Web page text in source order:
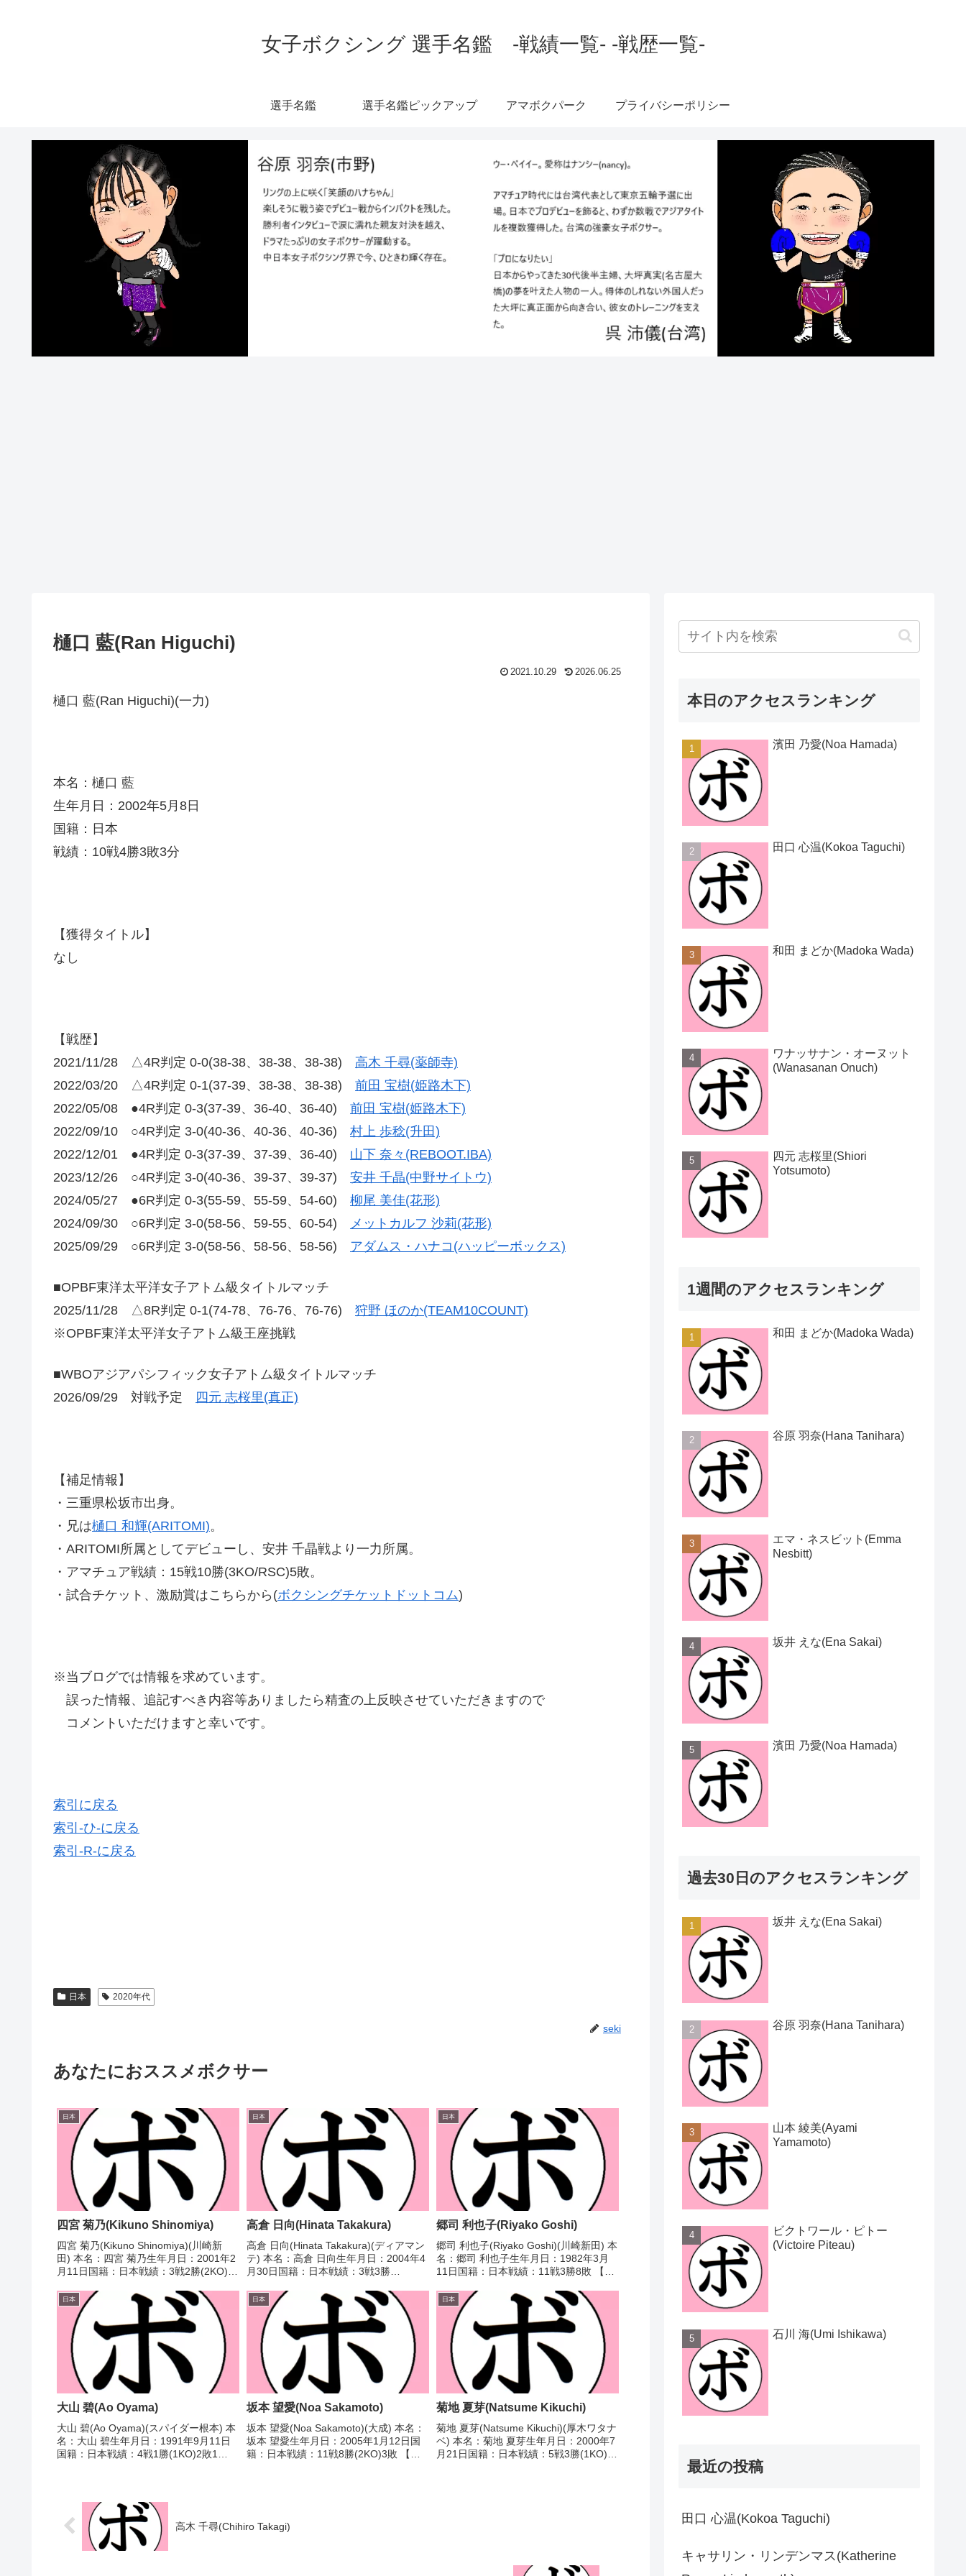
女子ボクシング 選手名鑑 -戦績一覧- -戦歴一覧-
選手名鑑 選手名鑑ピックアップ アマボクパーク プライバシーポリシー
樋口 藍(Ran Higuchi)
2021.10.29 2026.06.25
樋口 藍(Ran Higuchi)(一力)
本名：樋口 藍
生年月日：2002年5月8日
国籍：日本
戦績：10戦4勝3敗3分
【獲得タイトル】
なし
【戦歴】
2021/11/28 △4R判定 0-0(38-38、38-38、38-38) 高木 千尋(薬師寺)
2022/03/20 △4R判定 0-1(37-39、38-38、38-38) 前田 宝樹(姫路木下)
2022/05/08 ●4R判定 0-3(37-39、36-40、36-40) 前田 宝樹(姫路木下)
2022/09/10 ○4R判定 3-0(40-36、40-36、40-36) 村上 歩稔(升田)
2022/12/01 ●4R判定 0-3(37-39、37-39、36-40) 山下 奈々(REBOOT.IBA)
2023/12/26 ○4R判定 3-0(40-36、39-37、39-37) 安井 千晶(中野サイトウ)
2024/05/27 ●6R判定 0-3(55-59、55-59、54-60) 柳尾 美佳(花形)
2024/09/30 ○6R判定 3-0(58-56、59-55、60-54)
メットカルフ 沙莉(花形)
2025/09/29 ○6R判定 3-0(58-56、58-56、58-56) アダムス・ハナコ(ハッピーボックス)
■OPBF東洋太平洋女子アトム級タイトルマッチ
2025/11/28 △8R判定 0-1(74-78、76-76、76-76) 狩野 ほのか(TEAM10COUNT)
※OPBF東洋太平洋女子アトム級王座挑戦
■WBOアジアパシフィック女子アトム級タイトルマッチ
2026/09/29 対戦予定
四元 志桜里(真正)
【補足情報】
・三重県松坂市出身。
・兄は樋口 和輝(ARITOMI)。
・ARITOMI所属としてデビューし、安井 千晶戦より一力所属。
・アマチュア戦績：15戦10勝(3KO/RSC)5敗。
・試合チケット、激励賞はこちらから(ボクシングチケットドットコム)
※当ブログでは情報を求めています。
誤った情報、追記すべき内容等ありましたら精査の上反映させていただきますので
コメントいただけますと幸いです。
索引に戻る
索引-ひ-に戻る
索引-R-に戻る
日本 2020年代
seki
あなたにおススメボクサー
日本
四宮 菊乃(Kikuno Shinomiya)
四宮 菊乃(Kikuno Shinomiya)(川崎新
田) 本名：四宮 菊乃生年月日：2001年2
月11日国籍：日本戦績：3戦2勝(2KO)1
2018/03/03 ○3RTKO 沖 亜衣(横浜さ
くら)201...
日本
高倉 日向(Hinata Takakura)
高倉 日向(Hinata Takakura)(ディアマン
テ) 本名：高倉 日向生年月日：2004年4
月30日国籍：日本戦績：3戦3勝
本アンダージュニアボクシング王座中学
生女子54Kg級優勝(アマチ...
日本
郷司 利也子(Riyako Goshi)
郷司 利也子(Riyako Goshi)(川崎新田) 本
名：郷司 利也子生年月日：1982年3月
11日国籍：日本戦績：11戦3勝8敗 【獲
2008/11/11 ●2RTKO 黒田 陽子(花
形)2009/04/07 ...
日本
大山 碧(Ao Oyama)
大山 碧(Ao Oyama)(スパイダー根本) 本
名：大山 碧生年月日：1991年9月11日
国籍：日本戦績：4戦1勝(1KO)2敗1
日本
坂本 望愛(Noa Sakamoto)
坂本 望愛(Noa Sakamoto)(大成) 本名：
坂本 望愛生年月日：2005年1月12日国
籍：日本戦績：11戦8勝(2KO)3敗 【獲
日本
菊地 夏芽(Natsume Kikuchi)
菊地 夏芽(Natsume Kikuchi)(厚木ワタナ
ベ) 本名：菊地 夏芽生年月日：2000年7
月21日国籍：日本戦績：5戦3勝(1KO)1
高木 千尋(Chihiro Takagi)
本日のアクセスランキング
濱田 乃愛(Noa Hamada)
田口 心温(Kokoa Taguchi)
和田 まどか(Madoka Wada)
ワナッサナン・オーヌット
(Wanasanan Onuch)
四元 志桜里(Shiori
Yotsumoto)
1週間のアクセスランキング
和田 まどか(Madoka Wada)
谷原 羽奈(Hana Tanihara)
エマ・ネスビット(Emma
Nesbitt)
坂井 えな(Ena Sakai)
濱田 乃愛(Noa Hamada)
過去30日のアクセスランキング
坂井 えな(Ena Sakai)
谷原 羽奈(Hana Tanihara)
山本 綾美(Ayami
Yamamoto)
ビクトワール・ピトー
(Victoire Piteau)
石川 海(Umi Ishikawa)
最近の投稿
田口 心温(Kokoa Taguchi)
キャサリン・リンデンマス(Katherine